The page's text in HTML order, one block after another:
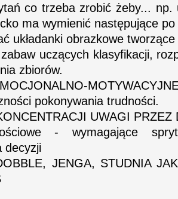
co trzeba zrobić żeby...
ma wymienić następujące
układanki obrazkowe
uczących klasyfikacji,
zbiorów.
pokonywania trudności.
UWAGI PRZEZ
- wymagające
decyzji
JENGA, STUDNIA